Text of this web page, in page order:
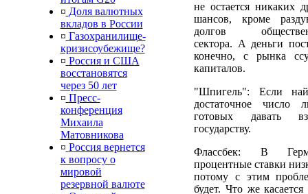
¤ Доля валютных
вкладов в России
¤ Газохранилище-
кризисоубежище?
¤ Россия и США
восстановятся
через 50 лет
¤ Пресс-
конференция
Михаила
Матовникова
¤ Россия вернется
к вопросу о
мировой
резервной валюте
не остается никаких
шансов, кроме
долгов
сектора. А деньги
конечно, с рынка
капиталов.
"Шпигель": Если
достаточное число
готовых давать
государству.
Флассбек: В
процентные ставки
потому с этим
будет. Что же касается